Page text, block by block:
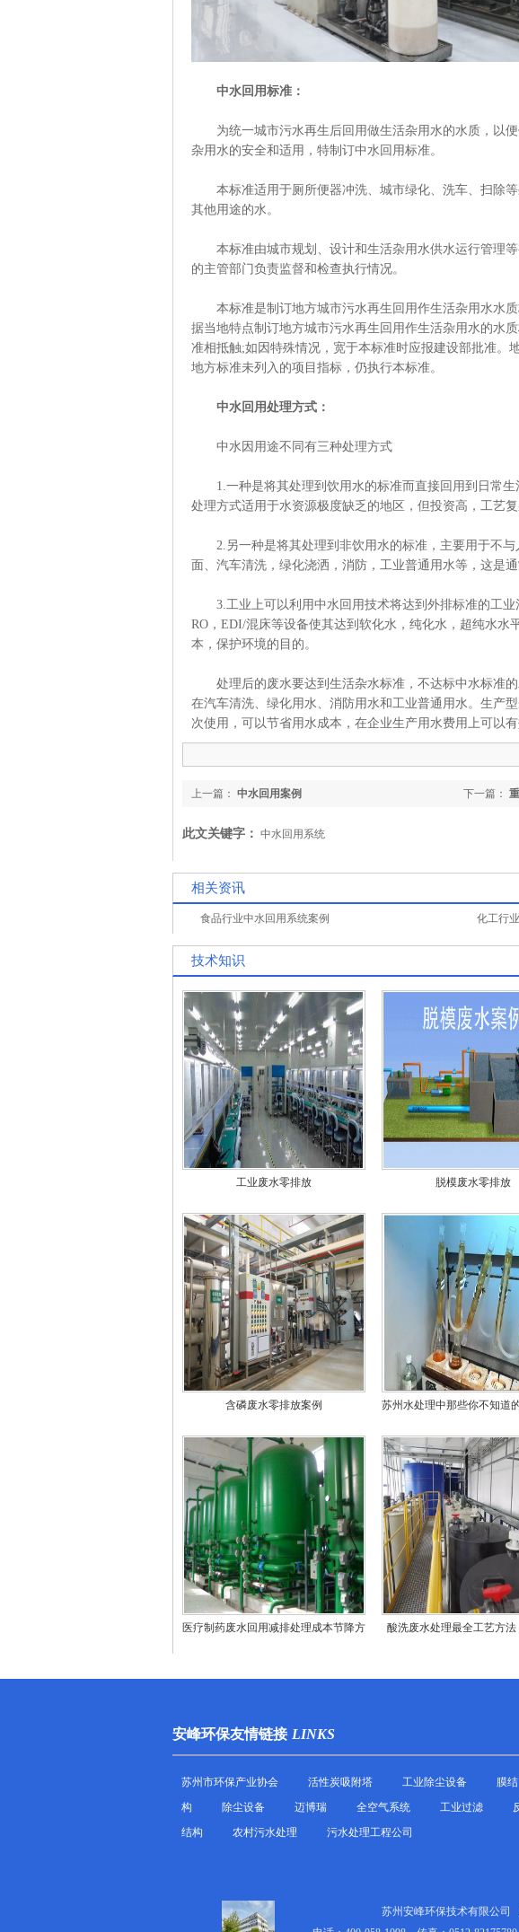
中水回用标准：
为统一城市污水再生后回用做生活杂用水的水质，以便
杂用水的安全和适用，特制订中水回用标准。
本标准适用于厕所便器冲洗、城市绿化、洗车、扫除等
其他用途的水。
本标准由城市规划、设计和生活杂用水供水运行管理等
的主管部门负责监督和检查执行情况。
本标准是制订地方城市污水再生回用作生活杂用水水质
据当地特点制订地方城市污水再生回用作生活杂用水的水
准相抵触;如因特殊情况，宽于本标准时应报建设部批准。
地方标准未列入的项目指标，仍执行本标准。
中水回用处理方式：
中水因用途不同有三种处理方式
1.一种是将其处理到饮用水的标准而直接回用到日常生
处理方式适用于水资源极度缺乏的地区，但投资高，工艺
2.另一种是将其处理到非饮用水的标准，主要用于不与
面、汽车清洗，绿化浇洒，消防，工业普通用水等，这是通
3.工业上可以利用中水回用技术将达到外排标准的工业
RO，EDI/混床等设备使其达到软化水，纯化水，超纯水水
本，保护环境的目的。
处理后的废水要达到生活杂水标准，不达标中水标准的
在汽车清洗、绿化用水、消防用水和工业普通用水。生产
次使用，可以节省用水成本，在企业生产用水费用上可以有
下一篇：
上一篇： 中水回用案例
此文关键字： 中水回用系统
相关资讯
食品行业中水回用系统案例 化工行
技术知识
工业废水零排放 脱模废水零排放
含磷废水零排放案例
苏州水处理中那些你不知道
医疗制药废水回用减排处理成本节降方
酸洗废水处理最全工艺方法
安峰环保友情链接 LINKS
苏州市环保产业协会 活性炭吸附塔 工业除尘设备
膜结
构
除尘设备 迈博瑞 全空气系统 工业过滤
结构
农村污水处理 污水处理工程公司
苏州安峰环保技术有限公司